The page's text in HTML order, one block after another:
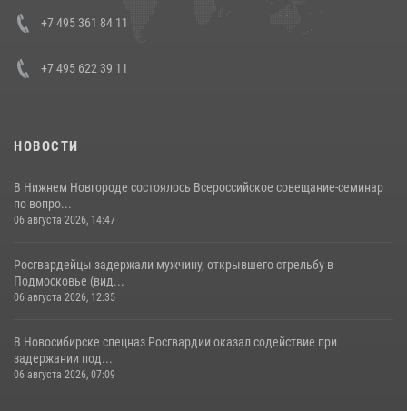
+7 495 361 84 11
+7 495 622 39 11
НОВОСТИ
В Нижнем Новгороде состоялось Всероссийское совещание-семинар
по вопро...
06 августа 2026, 14:47
Росгвардейцы задержали мужчину, открывшего стрельбу в
Подмосковье (вид...
06 августа 2026, 12:35
В Новосибирске спецназ Росгвардии оказал содействие при
задержании под...
06 августа 2026, 07:09